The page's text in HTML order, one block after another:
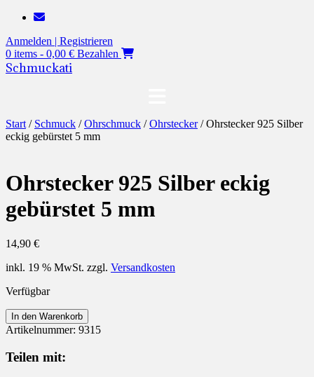
Zum
springen
Anmelden | Registrieren
0 items - 0,00 € Bezahlen
Schmuckati
Start / Schmuck /Ohrschmuck /Ohrstecker/ Ohrstecker 925 Silber
eckig gebürstet 5 mm
Ohrstecker 925 Silber eckig
gebürstet 5 mm
14,90 €
inkl. 19 % MwSt. zzgl. Versandkosten
Verfügbar
Ohrstecker
925
eckig
gebürstet
In den Warenkorb
Artikelnummer: 9315
Teilen mit: